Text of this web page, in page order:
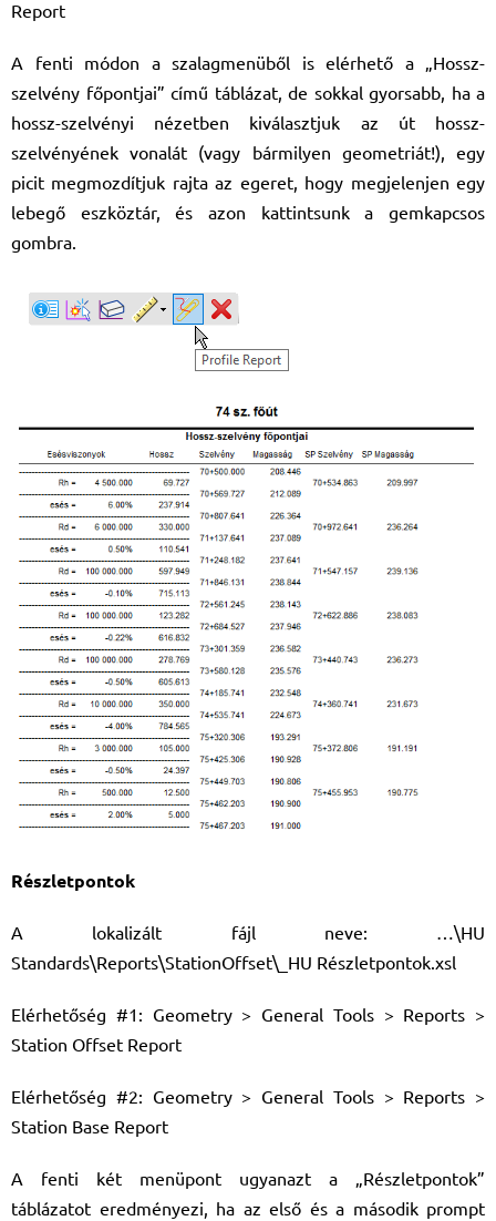
Report
A fenti módon a szalagmenüből is elérhető a „Hossz-
szelvény főpontjai” című táblázat, de sokkal gyorsabb, ha a
hossz-szelvényi nézetben kiválasztjuk az út hossz-
szelvényének vonalát (vagy bármilyen geometriát!), egy
picit megmozdítjuk rajta az egeret, hogy megjelenjen egy
lebegő eszköztár, és azon kattintsunk a gemkapcsos
gombra.
Részletpontok
A lokalizált fájl neve: …\HU
Standards\Reports\StationOffset\_HU Részletpontok.xsl
Elérhetőség #1: Geometry > General Tools > Reports >
Station Offset Report
Elérhetőség #2: Geometry > General Tools > Reports >
Station Base Report
A fenti két menüpont ugyanazt a „Részletpontok”
táblázatot eredményezi, ha az első és a második prompt